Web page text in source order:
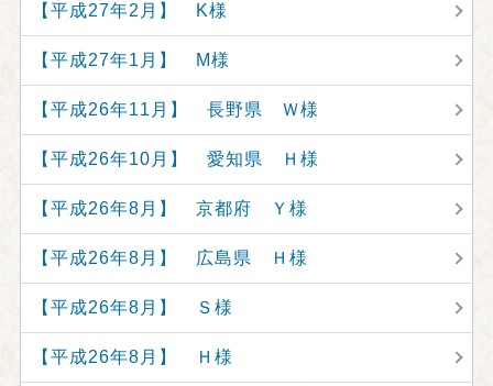
【平成27年2月】 K様
【平成27年1月】 M様
【平成26年11月】 長野県 Ｗ様
【平成26年10月】 愛知県 Ｈ様
【平成26年8月】 京都府 Ｙ様
【平成26年8月】 広島県 Ｈ様
【平成26年8月】 Ｓ様
【平成26年8月】 Ｈ様